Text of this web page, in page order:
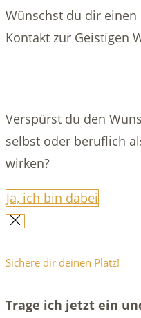
Wünschst du dir
Kontakt zur Geistigen
Verspürst du den
selbst oder beruflich
wirken?
Ja, ich bin dabei
Sichere dir deinen Platz!
Trage ich jetzt ein